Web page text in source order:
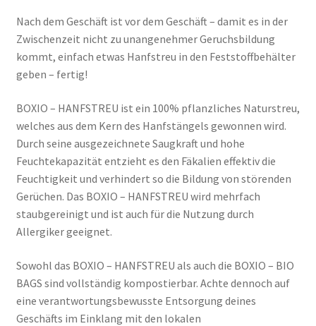
Nach dem Geschäft ist vor dem Geschäft – damit es in der
Zwischenzeit nicht zu unangenehmer Geruchsbildung
kommt, einfach etwas Hanfstreu in den Feststoffbehälter
geben – fertig!
BOXIO – HANFSTREU ist ein 100% pflanzliches Naturstreu,
welches aus dem Kern des Hanfstängels gewonnen wird.
Durch seine ausgezeichnete Saugkraft und hohe
Feuchtekapazität entzieht es den Fäkalien effektiv die
Feuchtigkeit und verhindert so die Bildung von störenden
Gerüchen. Das BOXIO – HANFSTREU wird mehrfach
staubgereinigt und ist auch für die Nutzung durch
Allergiker geeignet.
Sowohl das BOXIO – HANFSTREU als auch die BOXIO – BIO
BAGS sind vollständig kompostierbar. Achte dennoch auf
eine verantwortungsbewusste Entsorgung deines
Geschäfts im Einklang mit den lokalen